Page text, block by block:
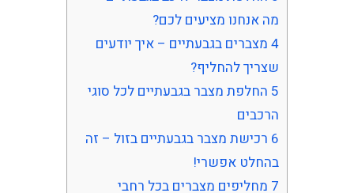
מה אנחנו מציעים לכם?
4 מצברים בגבעתיים – איך יודעים
שצריך להחליף?
5 החלפת מצבר בגבעתיים לכל סוגי
הרכבים
6 רכישת מצבר בגבעתיים בזול – זה
בהחלט אפשרי!
7 מחליפים מצברים בכל רחבי